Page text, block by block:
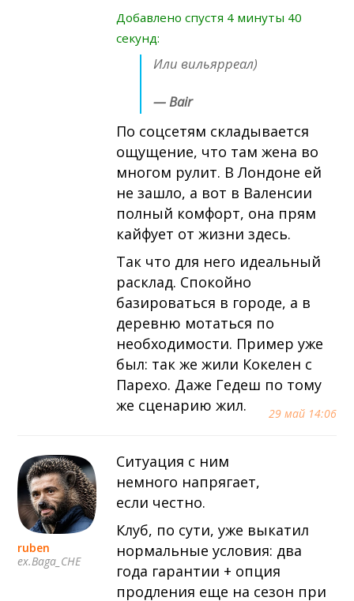
29 май 14:06
Добавлено спустя 4 минуты 40
секунд:
— Bair
Или вильярреал)
По соцсетям складывается
ощущение, что там жена во
многом рулит. В Лондоне ей
не зашло, а вот в Валенсии
полный комфорт, она прям
кайфует от жизни здесь.
Так что для него идеальный
расклад. Спокойно
базироваться в городе, а в
деревню мотаться по
необходимости. Пример уже
был: так же жили Кокелен с
Парехо. Даже Гедеш по тому
же сценарию жил.
ruben
ex.Baga_CHE
Ситуация с ним
немного напрягает,
если честно.
Клуб, по сути, уже выкатил
нормальные условия: два
года гарантии + опция
продления еще на сезон при